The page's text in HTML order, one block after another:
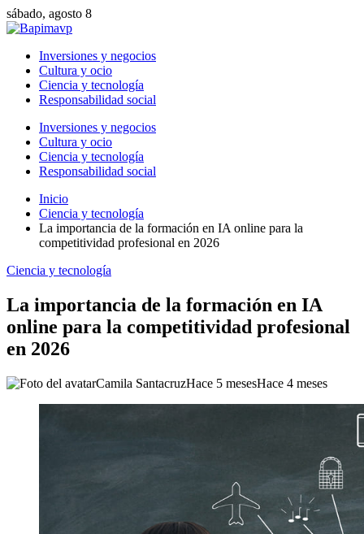
sábado, agosto 8
Inversiones y negocios
Cultura y ocio
Ciencia y tecnología
Responsabilidad social
Inversiones y negocios
Cultura y ocio
Ciencia y tecnología
Responsabilidad social
Inicio
Ciencia y tecnología
La importancia de la formación en IA online para la
competitividad profesional en 2026
Ciencia y tecnología
La importancia de la formación en IA
online para la competitividad profesional
en 2026
Camila SantacruzHace 5 mesesHace 4 meses